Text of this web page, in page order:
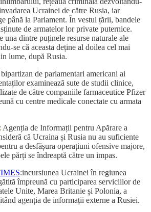
Ucrainei de către Rusia, iar
până la Parlament. În vestul țării, bandele
de armatelor lor private puternice.
una dintre puținele resurse naturale ale
se că aceasta deține al doilea cel mai
lume, după Rusia.
de parlamentari americani ai
examinează sute de studii clinice,
de către companiile farmaceutice Pfizer
cu centre medicale conectate cu armata
: Agenția de Informații pentru Apărare a
că Ucraina și Rusia nu au suficiente
a desfășura operațiuni ofensive majore,
părți se îndreaptă către un impas.
:incursiunea Ucrainei în regiunea
împreună cu participarea serviciilor de
Unite, Marea Britanie și Polonia, a
agenția de informații externe a Rusiei.